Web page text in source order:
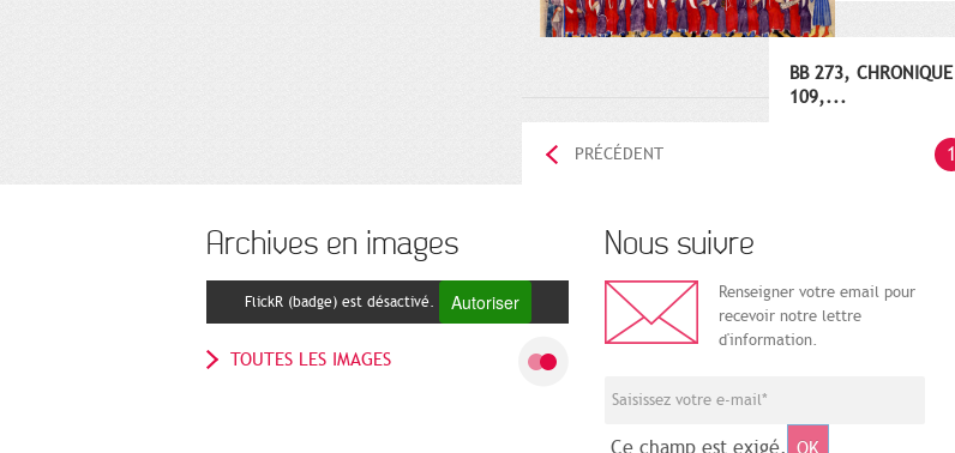
BB 273, CHRONIQUE
109,...
1
PRÉCÉDENT
Archives en images
FlickR (badge) est désactivé. Autoriser
TOUTES LES IMAGES
Nous suivre
Renseigner votre email pour
recevoir notre lettre
d'information.
Ce champ est exigé. OK